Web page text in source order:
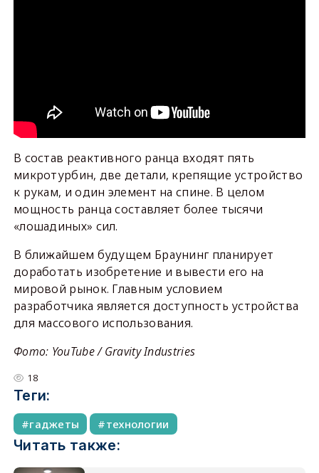
В состав реактивного ранца входят пять
микротурбин, две детали, крепящие устройство
к рукам, и один элемент на спине. В целом
мощность ранца составляет более тысячи
«лошадиных» сил.
В ближайшем будущем Браунинг планирует
доработать изобретение и вывести его на
мировой рынок. Главным условием
разработчика является доступность устройства
для массового использования.
Фото: YouTube / Gravity Industries
18
Теги:
гаджеты технологии
Читать также: